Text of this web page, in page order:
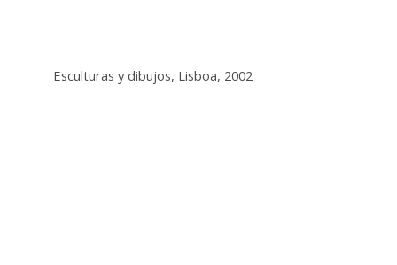
Esculturas y dibujos, Lisboa, 2002